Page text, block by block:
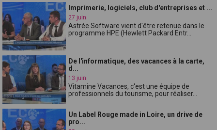
Imprimerie, logiciels, club d'entreprises et ...
27 juin
Astrée Software vient d'être retenue dans le
programme HPE (Hewlett Packard Entr...
De l'informatique, des vacances à la carte,
d...
13 juin
Vitamine Vacances, c'est une équipe de
professionnels du tourisme, pour réaliser...
Un Label Rouge made in Loire, un drive de
pro...